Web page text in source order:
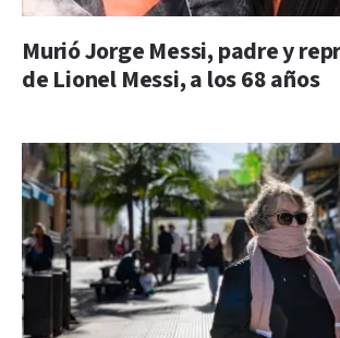
Murió Jorge Messi, padre y
de Lionel Messi, a los 68 años